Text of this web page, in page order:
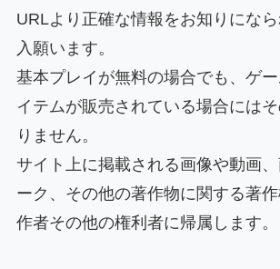
URLより正確な情報をお知りにな
入願います。
基本プレイが無料の場合でも、ゲ
イテムが販売されている場合には
りません。
サイト上に掲載される画像や動画
ーク、その他の著作物に関する著
作者その他の権利者に帰属します。